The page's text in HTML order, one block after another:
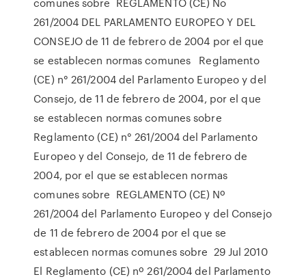
261/2004 DEL PARLAMENTO EUROPEO Y DEL
CONSEJO de 11 de febrero de 2004 por el que
se establecen normas comunes Reglamento
(CE) n° 261/2004 del Parlamento Europeo y del
Consejo, de 11 de febrero de 2004, por el que
se establecen normas comunes sobre
Reglamento (CE) n° 261/2004 del Parlamento
Europeo y del Consejo, de 11 de febrero de
2004, por el que se establecen normas
comunes sobre REGLAMENTO (CE) Nº
261/2004 del Parlamento Europeo y del Consejo
de 11 de febrero de 2004 por el que se
establecen normas comunes sobre 29 Jul 2010
El Reglamento (CE) nº 261/2004 del Parlamento